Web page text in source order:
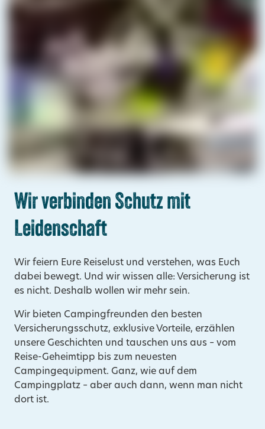
Wir verbinden Schutz mit
Leidenschaft
Wir feiern Eure Reiselust und verstehen, was Euch
dabei bewegt. Und wir wissen alle: Versicherung ist
es nicht. Deshalb wollen wir mehr sein.
Wir bieten Campingfreunden den besten
Versicherungsschutz, exklusive Vorteile, erzählen
unsere Geschichten und tauschen uns aus – vom
Reise-Geheimtipp bis zum neuesten
Campingequipment. Ganz, wie auf dem
Campingplatz – aber auch dann, wenn man nicht
dort ist.